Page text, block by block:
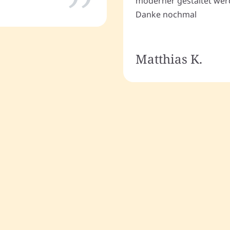
Danke nochmal
Matthias K.